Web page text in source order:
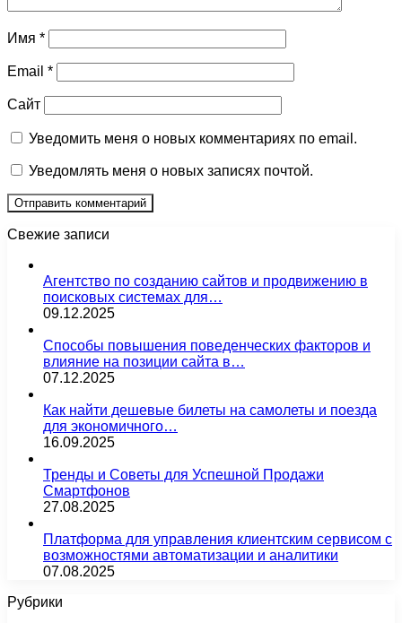
Имя *
Email *
Сайт
Уведомить меня о новых комментариях по email.
Уведомлять меня о новых записях почтой.
Свежие записи
Агентство по созданию сайтов и продвижению в
поисковых системах для…
09.12.2025
Способы повышения поведенческих факторов и
влияние на позиции сайта в…
07.12.2025
Как найти дешевые билеты на самолеты и поезда
для экономичного…
16.09.2025
Тренды и Советы для Успешной Продажи
Смартфонов
27.08.2025
Платформа для управления клиентским сервисом с
возможностями автоматизации и аналитики
07.08.2025
Рубрики